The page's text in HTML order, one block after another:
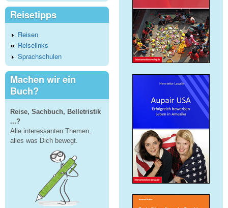
Reisetipps
Reisen
Reiselinks
Sprachschulen
Machen wir ein
Buch?
Reise, Sachbuch, Belletristik
...?
Alle interessanten Themen;
alles was Dich bewegt.